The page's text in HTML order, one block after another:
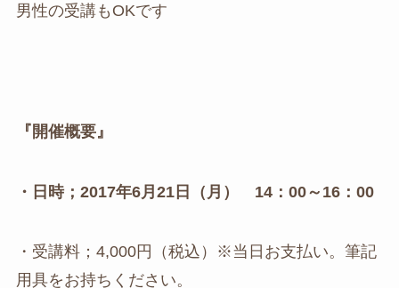
男性の受講もOKです
『開催概要』
・日時；2017年6月21日（月） 14：00～16：00
・受講料；4,000円（税込）※当日お支払い。筆記
用具をお持ちください。